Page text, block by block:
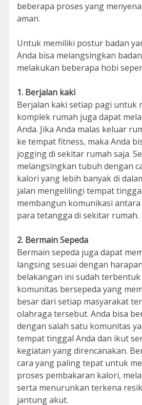
beberapa proses yang
aman.
Untuk memiliki postur badan
Anda bisa melangsingkan
melakukan beberapa hobi
1. Berjalan kaki
Berjalan kaki setiap pagi untuk
komplek rumah juga dapat
Anda. Jika Anda malas keluar
ke tempat fitness, maka Anda
jogging di sekitar rumah saja.
melangsingkan tubuh dengan
kalori yang lebih banyak di
jalan mengelilingi tempat
membangun komunikasi antara
para tetangga di sekitar rumah.
2. Bermain Sepeda
Bermain sepeda juga dapat
langsing sesuai dengan
belakangan ini sudah
komunitas bersepeda yang
besar dari setiap masyarakat
olahraga tersebut. Anda bisa
dengan salah satu komunitas
tempat tinggal Anda dan ikut
kegiatan yang direncanakan.
cara yang paling tepat untuk
proses pembakaran kalori,
serta menurunkan terkena
jantung akut.